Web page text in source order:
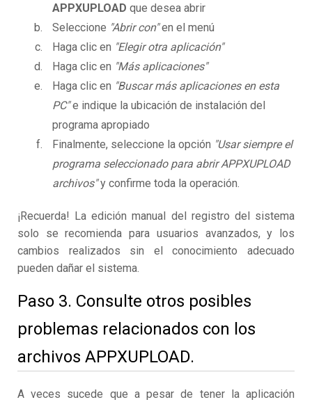
APPXUPLOAD que desea abrir
Seleccione "Abrir con"en el menú
Haga clic en "Elegir otra aplicación"
Haga clic en "Más aplicaciones"
Haga clic en "Buscar más aplicaciones en esta
PC"e indique la ubicación de instalación del
programa apropiado
Finalmente, seleccione la opción "Usar siempre el
programa seleccionado para abrir APPXUPLOAD
archivos"y confirme toda la operación.
¡Recuerda! La edición manual del registro del sistema
solo se recomienda para usuarios avanzados, y los
cambios realizados sin el conocimiento adecuado
pueden dañar el sistema.
Paso 3. Consulte otros posibles
problemas relacionados con los
archivos APPXUPLOAD.
A veces sucede que a pesar de tener la aplicación